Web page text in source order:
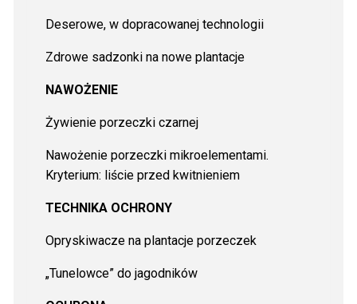
Deserowe, w dopracowanej technologii
Zdrowe sadzonki na nowe plantacje
NAWOŻENIE
Żywienie porzeczki czarnej
Nawożenie porzeczki mikroelementami.
Kryterium: liście przed kwitnieniem
TECHNIKA OCHRONY
Opryskiwacze na plantacje porzeczek
„Tunelowce” do jagodników